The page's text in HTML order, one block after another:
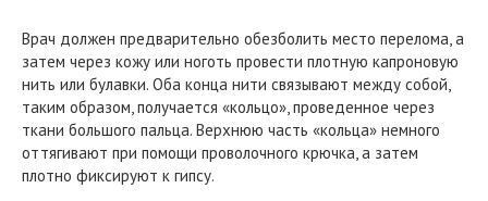
Врач должен предварительно обезболить место перелома, а
затем через кожу или ноготь провести плотную капроновую
нить или булавки. Оба конца нити связывают между собой,
таким образом, получается «кольцо», проведенное через
ткани большого пальца. Верхнюю часть «кольца» немного
оттягивают при помощи проволочного крючка, а затем
плотно фиксируют к гипсу.